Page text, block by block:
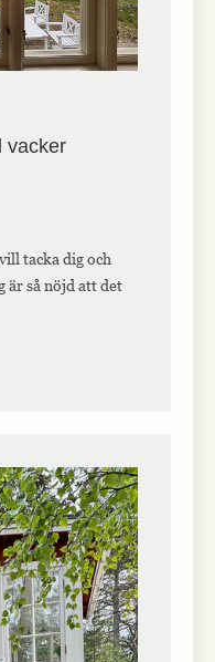
vacker
tacka dig och
är så nöjd att det